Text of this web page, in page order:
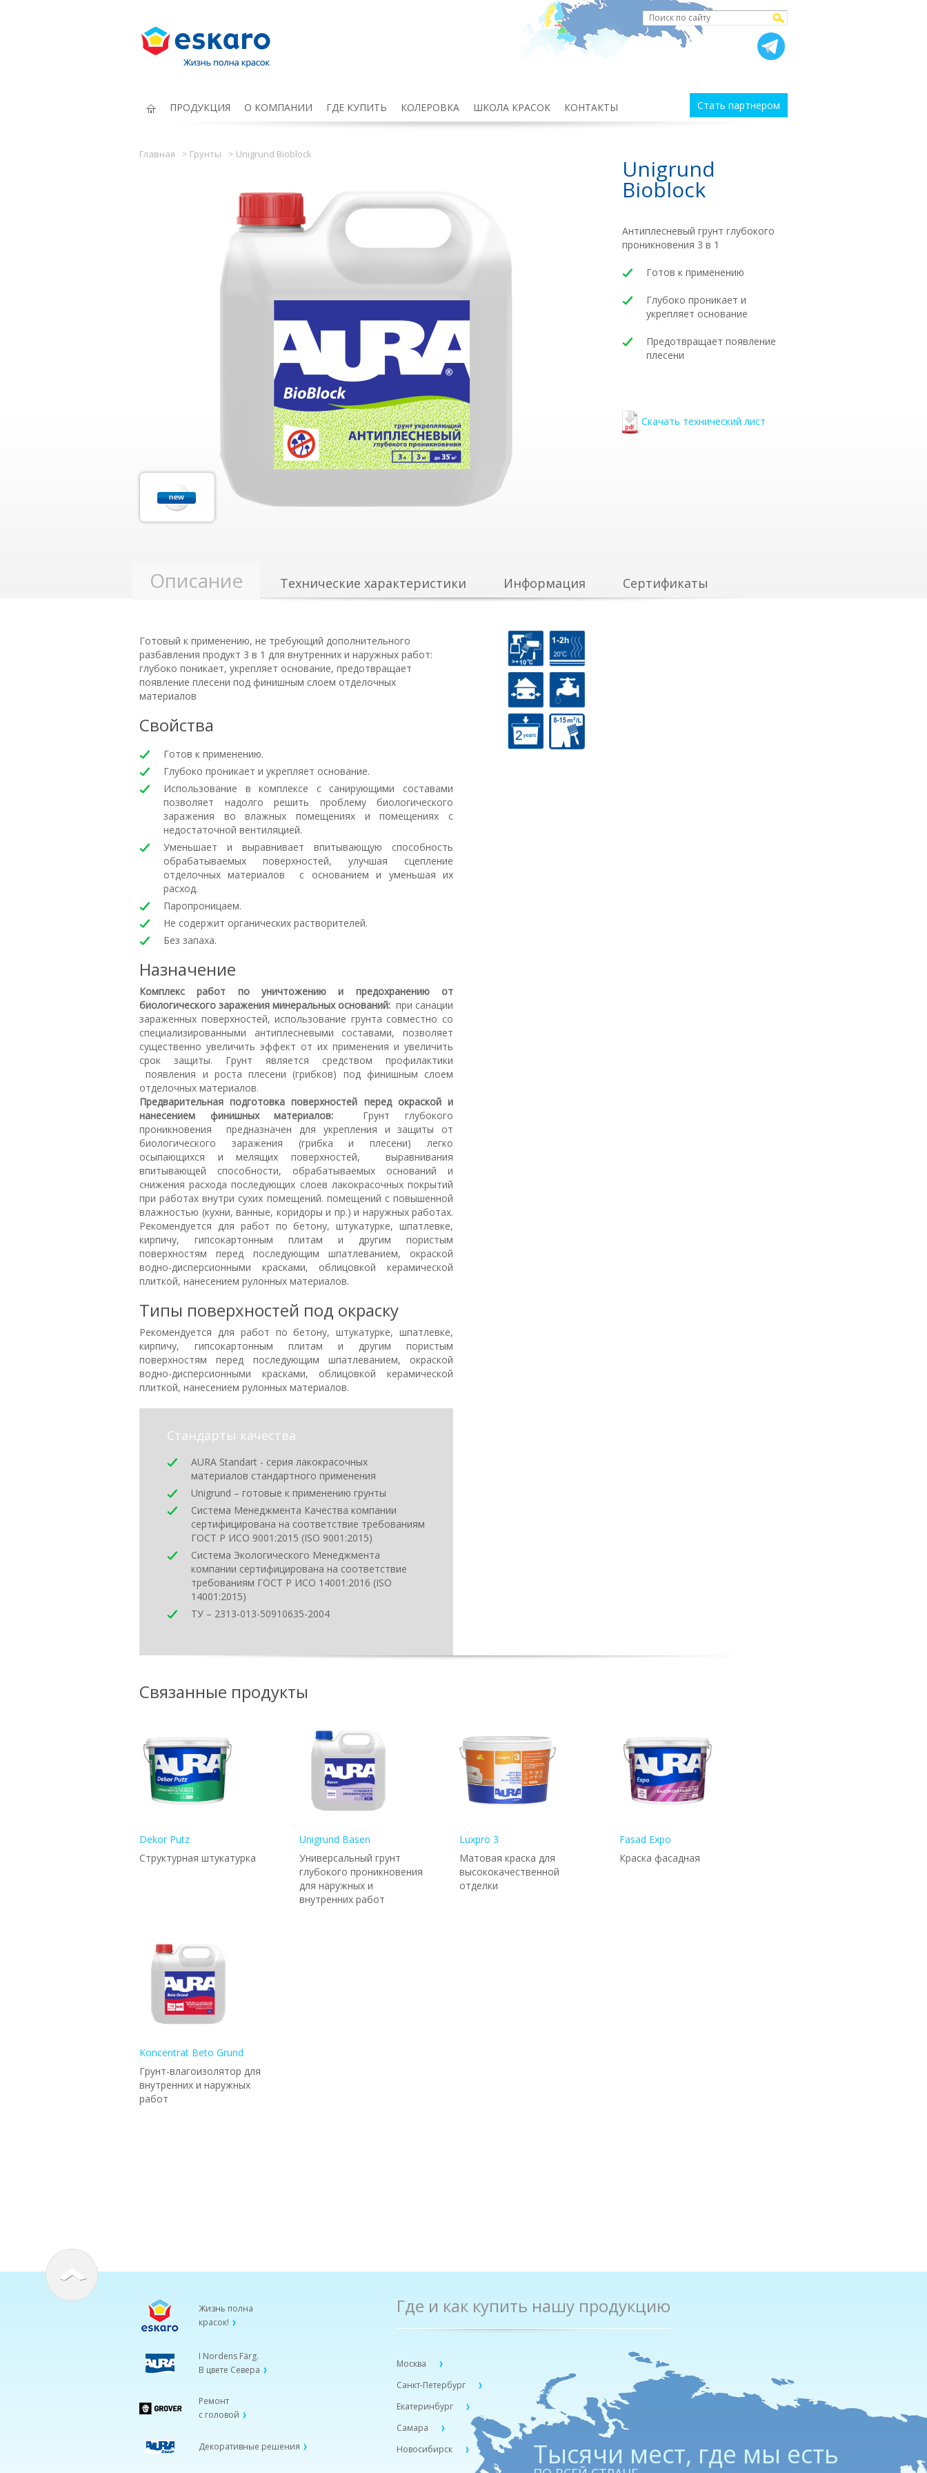
ПРОДУКЦИЯ О КОМПАНИИ ГДЕ КУПИТЬ КОЛЕРОВКА ШКОЛА КРАСОК КОНТАКТЫ Стать партнером
Главная Грунты Unigrund Bioblock
Unigrund
Bioblock
Антиплесневый грунт глубокого
проникновения 3 в 1
Готов к применению
Глубоко проникает и
укрепляет основание
Предотвращает появление
плесени
Скачать технический лист
Описание Технические характеристики Информация Сертификаты
Готовый к применению, не требующий дополнительного
разбавления продукт 3 в 1 для внутренних и наружных работ:
глубоко поникает, укрепляет основание, предотвращает
появление плесени под финишным слоем отделочных
материалов
Свойства
Готов к применению.
Глубоко проникает и укрепляет основание.
Использование в комплексе с санирующими составами
позволяет надолго решить проблему биологического
заражения во влажных помещениях и помещениях с
недостаточной вентиляцией.
Уменьшает и выравнивает впитывающую способность
обрабатываемых поверхностей, улучшая сцепление
отделочных материалов с основанием и уменьшая их
расход.
Паропроницаем.
Не содержит органических растворителей.
Без запаха.
Назначение
Комплекс работ по уничтожению и предохранению от
биологического заражения минеральных оснований: при санации
зараженных поверхностей, использование грунта совместно со
специализированными антиплесневыми составами, позволяет
существенно увеличить эффект от их применения и увеличить
срок защиты. Грунт является средством профилактики
появления и роста плесени (грибков) под финишным слоем
отделочных материалов.
Предварительная подготовка поверхностей перед окраской и
нанесением финишных материалов: Грунт глубокого
проникновения предназначен для укрепления и защиты от
биологического заражения (грибка и плесени) легко
осыпающихся и мелящих поверхностей, выравнивания
впитывающей способности, обрабатываемых оснований и
снижения расхода последующих слоев лакокрасочных покрытий
при работах внутри сухих помещений. помещений с повышенной
влажностью (кухни, ванные, коридоры и пр.) и наружных работах.
Рекомендуется для работ по бетону, штукатурке, шпатлевке,
кирпичу, гипсокартонным плитам и другим пористым
поверхностям перед последующим шпатлеванием, окраской
водно-дисперсионными красками, облицовкой керамической
плиткой, нанесением рулонных материалов.
Типы поверхностей под окраску
Рекомендуется для работ по бетону, штукатурке, шпатлевке,
кирпичу, гипсокартонным плитам и другим пористым
поверхностям перед последующим шпатлеванием, окраской
водно-дисперсионными красками, облицовкой керамической
плиткой, нанесением рулонных материалов.
Стандарты качества
AURA Standart - серия лакокрасочных
материалов стандартного применения
Unigrund – готовые к применению грунты
Система Менеджмента Качества компании
сертифицирована на соответствие требованиям
ГОСТ Р ИСО 9001:2015 (ISO 9001:2015)
Система Экологического Менеджмента
компании сертифицирована на соответствие
требованиям ГОСТ Р ИСО 14001:2016 (ISO
14001:2015)
ТУ – 2313-013-50910635-2004
Связанные продукты
Dekor Putz
Структурная штукатурка
Unigrund Basen
Универсальный грунт
глубокого проникновения
для наружных и
внутренних работ
Luxpro 3
Матовая краска для
высококачественной
отделки
Fasad Expo
Краска фасадная
Koncentrat Beto Grund
Грунт-влагоизолятор для
внутренних и наружных
работ
Жизнь полна
красок!
I Nordens Färg.
В цвете Севера
Ремонт
с головой
Декоративные решения
Где и как купить нашу продукцию
Москва
Санкт-Петербург
Екатеринбург
Самара
Новосибирск
Тыcячи мест, где мы есть